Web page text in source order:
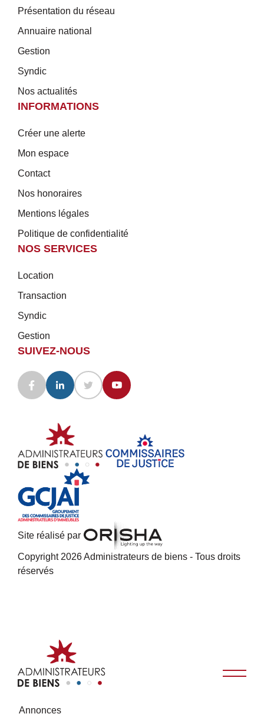
Présentation du réseau
Annuaire national
Gestion
Syndic
Nos actualités
INFORMATIONS
Créer une alerte
Mon espace
Contact
Nos honoraires
Mentions légales
Politique de confidentialité
NOS SERVICES
Location
Transaction
Syndic
Gestion
SUIVEZ-NOUS
Site réalisé par
Copyright 2026 Administrateurs de biens - Tous droits
réservés
Annonces